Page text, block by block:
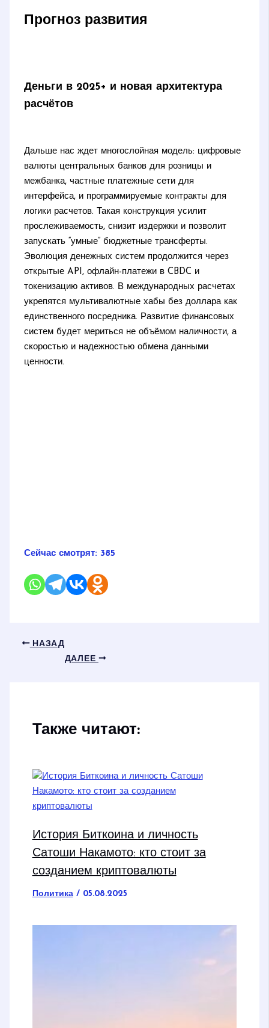
Прогноз развития
Деньги в 2025+ и новая архитектура
расчётов
Дальше нас ждет многослойная модель: цифровые
валюты центральных банков для розницы и
межбанка, частные платежные сети для
интерфейса, и программируемые контракты для
логики расчетов. Такая конструкция усилит
прослеживаемость, снизит издержки и позволит
запускать “умные” бюджетные трансферты.
Эволюция денежных систем продолжится через
открытые API, офлайн-платежи в CBDC и
токенизацию активов. В международных расчетах
укрепятся мультивалютные хабы без доллара как
единственного посредника. Развитие финансовых
систем будет мериться не объёмом наличности, а
скоростью и надежностью обмена данными
ценности.
Сейчас смотрят: 385
НАЗАД
ДАЛЕЕ
Также читают:
История Биткоина и личность
Сатоши Накамото: кто стоит за
созданием криптовалюты
Политика/ 05.08.2025